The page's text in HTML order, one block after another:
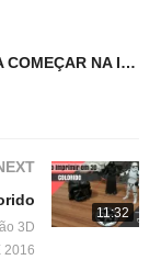
5 DICAS IMPERDÍVEIS PARA COMEÇAR NA IMPRESSÃO 3D
11:32
3D
2016